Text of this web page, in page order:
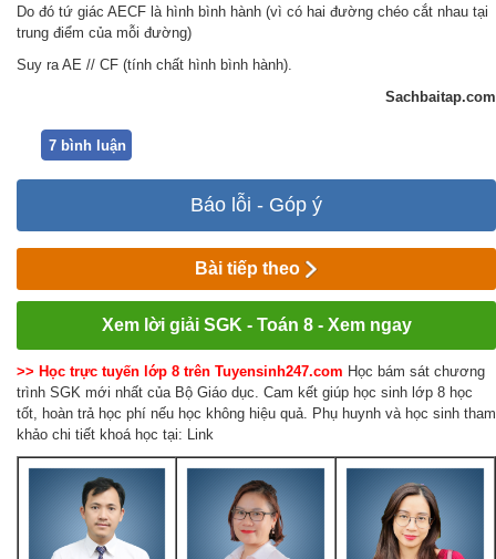
Do đó tứ giác AECF là hình bình hành (vì có hai đường chéo cắt nhau tại
trung điểm của mỗi đường)
Suy ra AE // CF (tính chất hình bình hành).
Sachbaitap.com
7 bình luận
Báo lỗi - Góp ý
Bài tiếp theo
Xem lời giải SGK - Toán 8 - Xem ngay
>> Học trực tuyến lớp 8 trên Tuyensinh247.com Học bám sát chương
trình SGK mới nhất của Bộ Giáo dục. Cam kết giúp học sinh lớp 8 học
tốt, hoàn trả học phí nếu học không hiệu quả. Phụ huynh và học sinh tham
khảo chi tiết khoá học tại: Link